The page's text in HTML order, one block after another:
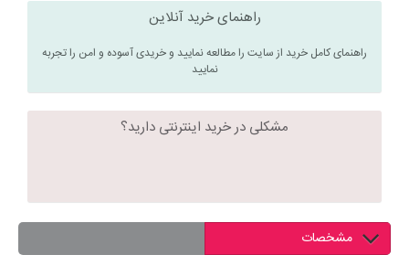
راهنمای خرید آنلاین
راهنمای کامل خرید از سایت را مطالعه نمایید و خریدی آسوده و امن را تجربه
نمایید
مشکلی در خرید اینترنتی دارید؟
مشخصات